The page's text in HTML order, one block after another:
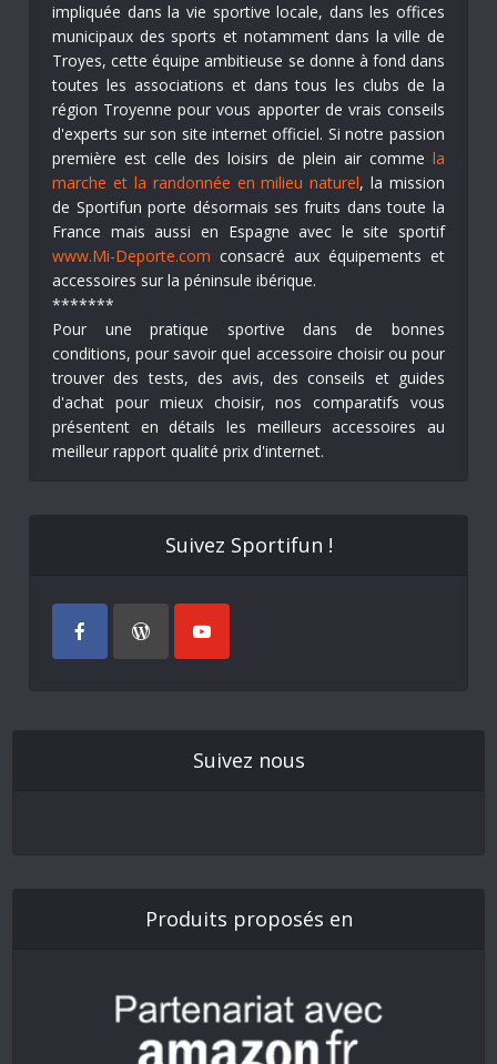
impliquée dans la vie sportive locale, dans les offices
municipaux des sports et notamment dans la ville de
Troyes, cette équipe ambitieuse se donne à fond dans
toutes les associations et dans tous les clubs de la
région Troyenne pour vous apporter de vrais conseils
d'experts sur son site internet officiel. Si notre passion
première est celle des loisirs de plein air comme la
marche et la randonnée en milieu naturel, la mission
de Sportifun porte désormais ses fruits dans toute la
France mais aussi en Espagne avec le site sportif
www.Mi-Deporte.com consacré aux équipements et
accessoires sur la péninsule ibérique.
*******
Pour une pratique sportive dans de bonnes
conditions, pour savoir quel accessoire choisir ou pour
trouver des tests, des avis, des conseils et guides
d'achat pour mieux choisir, nos comparatifs vous
présentent en détails les meilleurs accessoires au
meilleur rapport qualité prix d'internet.
Suivez Sportifun !
Suivez nous
Produits proposés en